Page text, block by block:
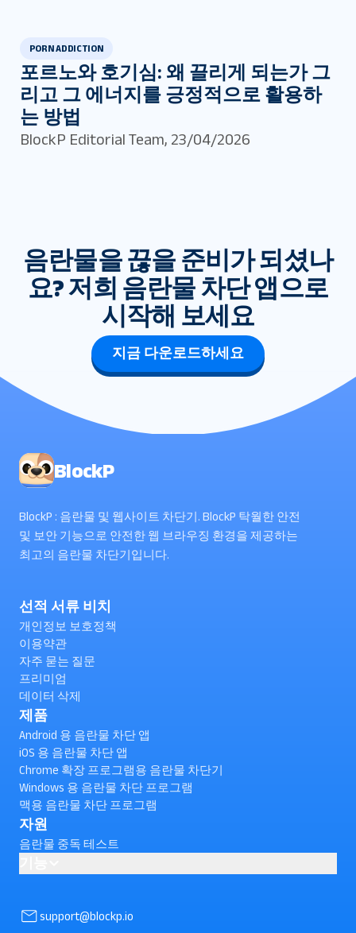
PORN ADDICTION
포르노와 호기심: 왜 끌리게 되는가 그
리고 그 에너지를 긍정적으로 활용하
는 방법
BlockP Editorial Team, 23/04/2026
음란물을 끊을 준비가 되셨나
요? 저희 음란물 차단 앱으로
시작해 보세요
지금 다운로드하세요
BlockP
BlockP : 음란물 및 웹사이트 차단기. BlockP 탁월한 안전
및 보안 기능으로 안전한 웹 브라우징 환경을 제공하는
최고의 음란물 차단기입니다.
선적 서류 비치
개인정보 보호정책
이용약관
자주 묻는 질문
프리미엄
데이터 삭제
제품
Android 용 음란물 차단 앱
iOS 용 음란물 차단 앱
Chrome 확장 프로그램용 음란물 차단기
Windows 용 음란물 차단 프로그램
맥용 음란물 차단 프로그램
자원
음란물 중독 테스트
AI powered Porn Blocking
support@blockp.io